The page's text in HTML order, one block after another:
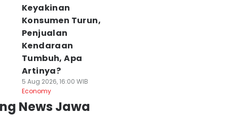
Keyakinan
Konsumen Turun,
Penjualan
Kendaraan
Tumbuh, Apa
Artinya?
5 Aug 2026, 16:00 WIB
Economy
News Jawa